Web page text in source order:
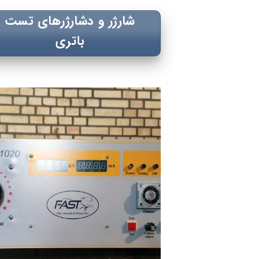
شارژر و دشارژرهای تست
باتری